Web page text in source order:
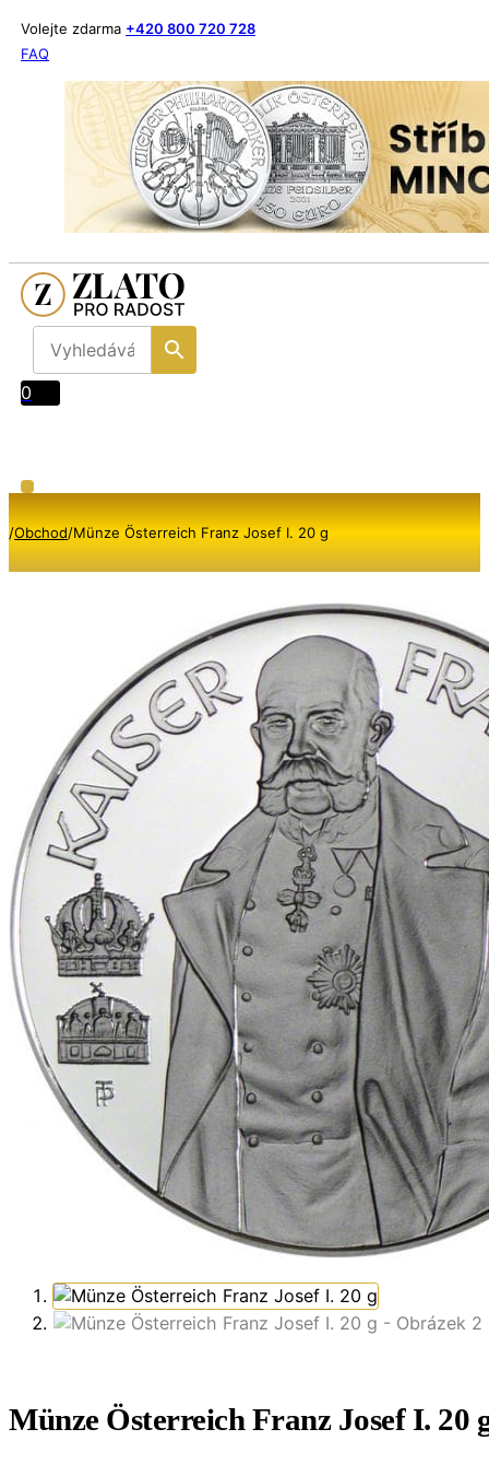
Volejte zdarma +420 800 720 728
FAQ
0
/Obchod/Münze Österreich Franz Josef I. 20 g
Münze Österreich Franz Josef I. 20